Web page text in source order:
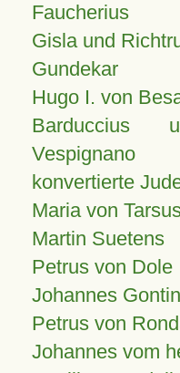
Faucherius
Gisla und
Gundekar
Hugo I. von
Barduccius
Vespignano
konvertierte
Maria von
Martin Suetens
Petrus von Dole
Johannes
Petrus von
Johannes vom